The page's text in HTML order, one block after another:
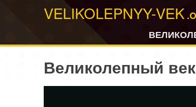
VELIKOLEPNYY-VEK
Великолепный